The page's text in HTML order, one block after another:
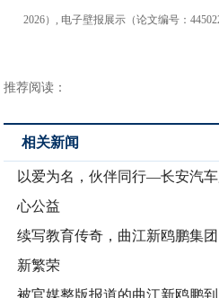
2026）, 电子壁报展示（论文编号：
推荐阅读：
相关新闻
以爱为名，伙伴同行—长安汽
心公益
续写教育传奇，曲江新鸥鹏集
新繁荣